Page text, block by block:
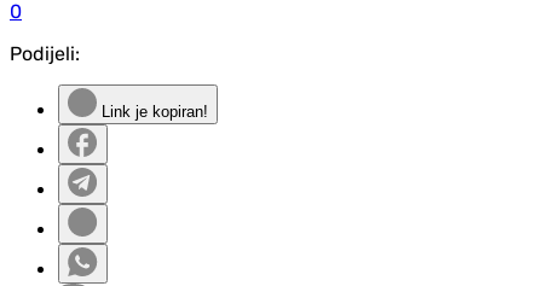
0
Podijeli:
Link je kopiran!